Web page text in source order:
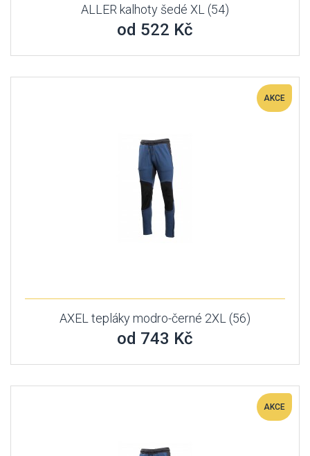
ALLER kalhoty šedé XL (54)
od 522 Kč
AKCE
AXEL tepláky modro-černé 2XL (56)
od 743 Kč
AKCE